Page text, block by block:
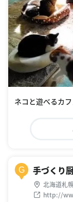
ネコと遊べるカフ
G 手づくり
北海道札
http://